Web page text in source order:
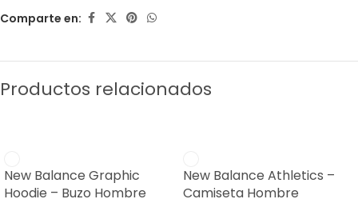
Comparte en:
Productos relacionados
New Balance Graphic
Hoodie – Buzo Hombre
New Balance Athletics –
Camiseta Hombre